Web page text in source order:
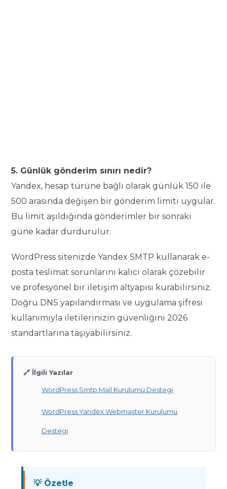
5. Günlük gönderim sınırı nedir?
Yandex, hesap türüne bağlı olarak günlük 150 ile
500 arasında değişen bir gönderim limiti uygular.
Bu limit aşıldığında gönderimler bir sonraki
güne kadar durdurulur.
WordPress sitenizde Yandex SMTP kullanarak e-
posta teslimat sorunlarını kalıcı olarak çözebilir
ve profesyonel bir iletişim altyapısı kurabilirsiniz.
Doğru DNS yapılandırması ve uygulama şifresi
kullanımıyla iletilerinizin güvenliğini 2026
standartlarına taşıyabilirsiniz.
🔗 İlgili Yazılar
WordPress Smtp Mail Kurulumu Destegi
WordPress Yandex Webmaster Kurulumu
Destegi
💡 Özetle